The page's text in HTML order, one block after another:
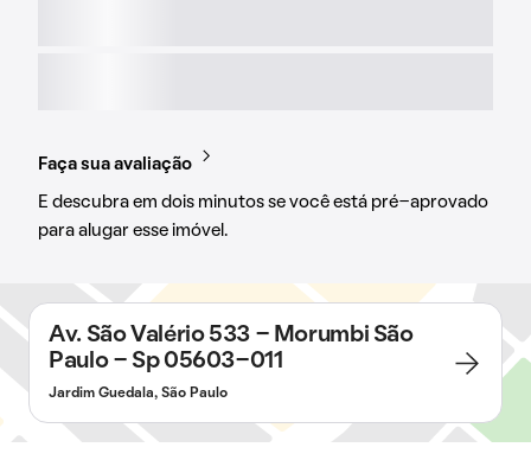
Faça sua avaliação
E descubra em dois minutos se você está pré-aprovado
para alugar esse imóvel.
Av. São Valério 533 - Morumbi São
Paulo - Sp 05603-011
Jardim Guedala, São Paulo